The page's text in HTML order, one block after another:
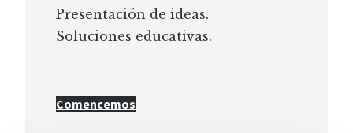
Presentación de ideas.
Soluciones educativas.
Comencemos